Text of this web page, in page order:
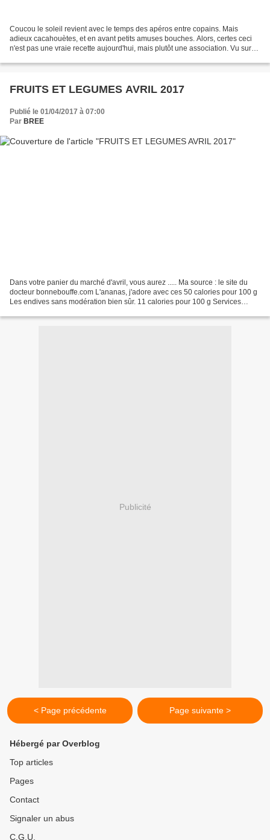
Coucou le soleil revient avec le temps des apéros entre copains. Mais
adieux cacahouètes, et en avant petits amuses bouches. Alors, certes ceci
n'est pas une vraie recette aujourd'hui, mais plutôt une association. Vu sur
FRUITS ET LEGUMES AVRIL 2017
Publié le 01/04/2017 à 07:00
Par BREE
Dans votre panier du marché d'avril, vous aurez ..... Ma source : le site du
docteur bonnebouffe.com L'ananas, j'adore avec ces 50 calories pour 100 g
Les endives sans modération bien sûr. 11 calories pour 100 g Services
Publicité
< Page précédente Page suivante >
Hébergé par Overblog
Top articles
Pages
Contact
Signaler un abus
C.G.U.